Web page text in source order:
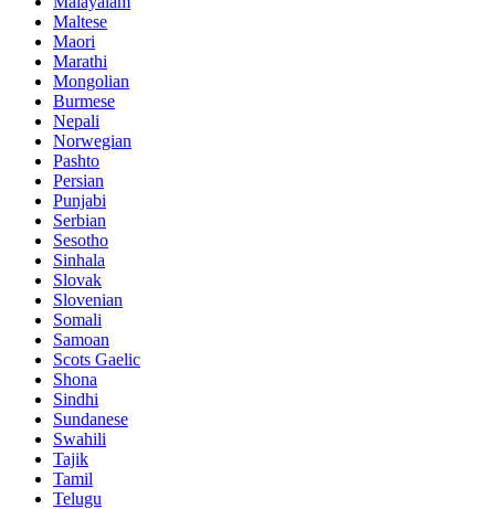
Maltese
Maori
Marathi
Mongolian
Burmese
Nepali
Norwegian
Pashto
Persian
Punjabi
Serbian
Sesotho
Sinhala
Slovak
Slovenian
Somali
Samoan
Scots Gaelic
Shona
Sindhi
Sundanese
Swahili
Tajik
Tamil
Telugu